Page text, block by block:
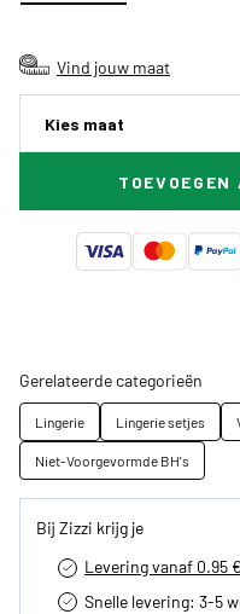
Vind jouw maat
Kies maat
TOEVOEGEN
Gerelateerde categorieën
Lingerie Lingerie setjes
Niet-Voorgevormde BH's
Bij Zizzi krijg je
Levering vanaf 0.95
Snelle levering: 3-5